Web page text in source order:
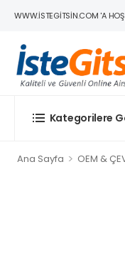
WWW.ISTEGITSIN.COM 'A HOŞ
Kategorilere
Ana Sayfa > OEM &